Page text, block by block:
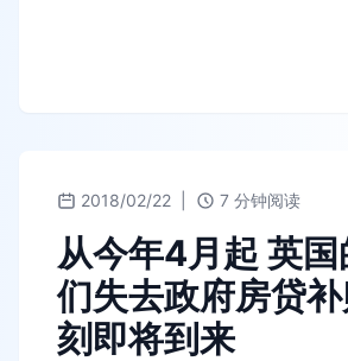
2018/02/22 7 分钟阅读
从今年4月起 英
们失去政府房贷
刻即将到来